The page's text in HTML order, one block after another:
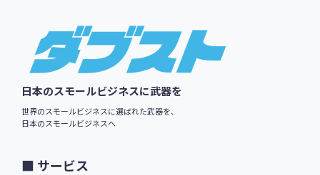
Footer
日本のスモールビジネスに武器を
世界のスモールビジネスに選ばれた武器を、
日本のスモールビジネスへ
サービス